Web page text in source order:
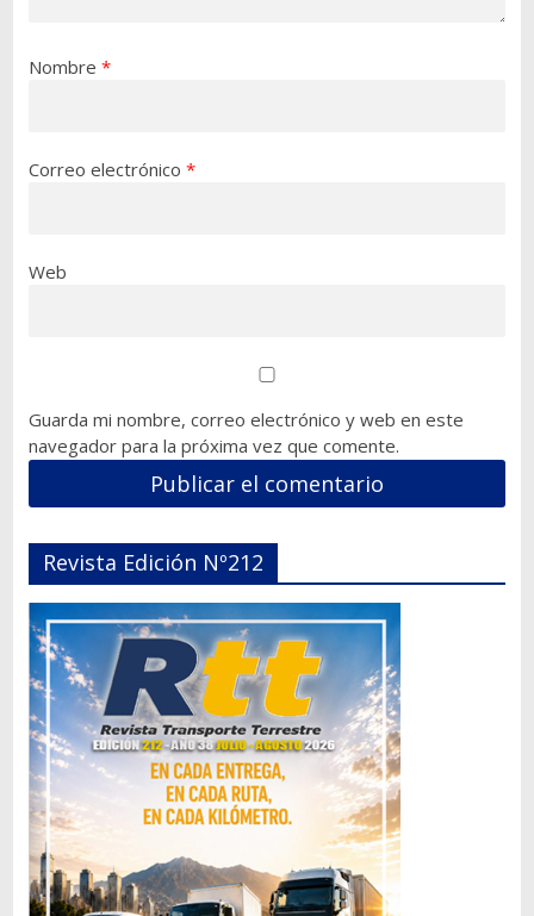
Nombre *
Correo electrónico *
Web
Guarda mi nombre, correo electrónico y web en este
navegador para la próxima vez que comente.
Revista Edición Nº212